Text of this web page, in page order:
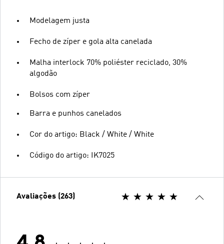
Modelagem justa
Fecho de zíper e gola alta canelada
Malha interlock 70% poliéster reciclado, 30%
algodão
Bolsos com zíper
Barra e punhos canelados
Cor do artigo: Black / White / White
Código do artigo: IK7025
Avaliações (263)